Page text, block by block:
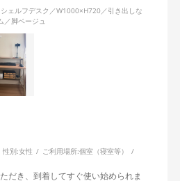
ェルフデスク／W1000×H720／引き出しな
／脚ベージュ
性別:女性 ご利用場所:個室（寝室等）
だき、到着してすぐ使い始められま